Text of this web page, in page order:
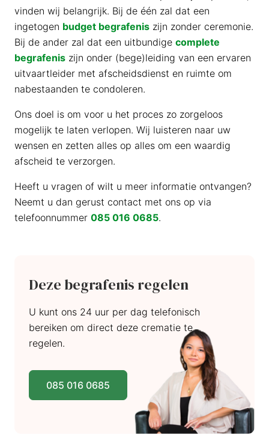
vinden wij belangrijk. Bij de één zal dat een
ingetogen budget begrafenis zijn zonder ceremonie.
Bij de ander zal dat een uitbundige complete
begrafenis zijn onder (bege)leiding van een ervaren
uitvaartleider met afscheidsdienst en ruimte om
nabestaanden te condoleren.
Ons doel is om voor u het proces zo zorgeloos
mogelijk te laten verlopen. Wij luisteren naar uw
wensen en zetten alles op alles om een waardig
afscheid te verzorgen.
Heeft u vragen of wilt u meer informatie ontvangen?
Neemt u dan gerust contact met ons op via
telefoonnummer 085 016 0685.
Deze begrafenis regelen
U kunt ons 24 uur per dag telefonisch
bereiken om direct deze crematie te
regelen.
085 016 0685